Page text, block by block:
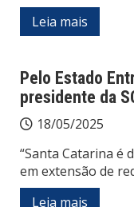
Leia mais
Pelo Estado
presidente da
18/05/2025
“Santa Catarina é
em extensão de
Leia mais